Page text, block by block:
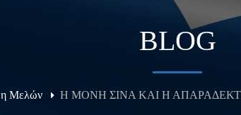
BLOG
Μελών Η ΜΟΝΗ ΣΙΝΑ ΚΑΙ Η